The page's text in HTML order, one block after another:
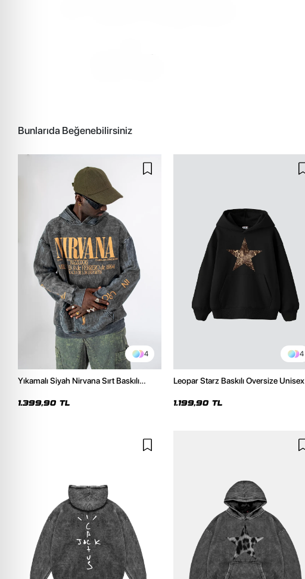
Bunlarıda Beğenebilirsiniz
4
Yıkamalı Siyah Nirvana Sırt Baskılı
1.399,90 TL
4
Leopar Starz Baskılı Oversize Unisex
1.199,90 TL